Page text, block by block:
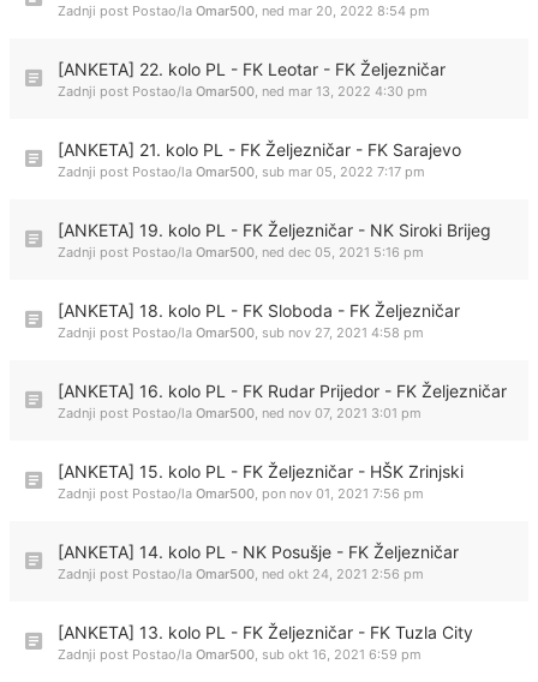
Zadnji post Postao/la Omar500, ned mar 20, 2022 8:54 pm
[ANKETA] 22. kolo PL - FK Leotar - FK Željezničar
Zadnji post Postao/la Omar500, ned mar 13, 2022 4:30 pm
[ANKETA] 21. kolo PL - FK Željezničar - FK Sarajevo
Zadnji post Postao/la Omar500, sub mar 05, 2022 7:17 pm
[ANKETA] 19. kolo PL - FK Željezničar - NK Siroki Brijeg
Zadnji post Postao/la Omar500, ned dec 05, 2021 5:16 pm
[ANKETA] 18. kolo PL - FK Sloboda - FK Željezničar
Zadnji post Postao/la Omar500, sub nov 27, 2021 4:58 pm
[ANKETA] 16. kolo PL - FK Rudar Prijedor - FK Željezničar
Zadnji post Postao/la Omar500, ned nov 07, 2021 3:01 pm
[ANKETA] 15. kolo PL - FK Željezničar - HŠK Zrinjski
Zadnji post Postao/la Omar500, pon nov 01, 2021 7:56 pm
[ANKETA] 14. kolo PL - NK Posušje - FK Željezničar
Zadnji post Postao/la Omar500, ned okt 24, 2021 2:56 pm
[ANKETA] 13. kolo PL - FK Željezničar - FK Tuzla City
Zadnji post Postao/la Omar500, sub okt 16, 2021 6:59 pm